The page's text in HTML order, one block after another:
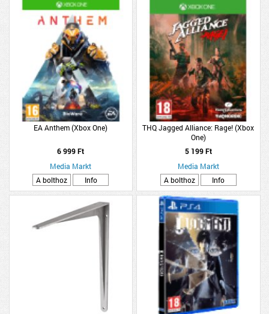
EA Anthem (Xbox One)
6 999 Ft
Media Markt
A bolthoz
Info
THQ Jagged Alliance: Rage! (Xbox
One)
5 199 Ft
Media Markt
A bolthoz
Info